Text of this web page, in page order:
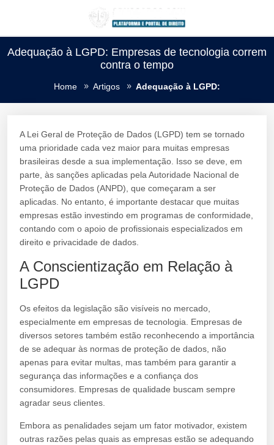
Adequação à LGPD: Empresas de tecnologia correm
contra o tempo
Home Artigos Adequação à LGPD:
A Lei Geral de Proteção de Dados (LGPD) tem se tornado
uma prioridade cada vez maior para muitas empresas
brasileiras desde a sua implementação. Isso se deve, em
parte, às sanções aplicadas pela Autoridade Nacional de
Proteção de Dados (ANPD), que começaram a ser
aplicadas. No entanto, é importante destacar que muitas
empresas estão investindo em programas de conformidade,
contando com o apoio de profissionais especializados em
direito e privacidade de dados.
A Conscientização em Relação à
LGPD
Os efeitos da legislação são visíveis no mercado,
especialmente em empresas de tecnologia. Empresas de
diversos setores também estão reconhecendo a importância
de se adequar às normas de proteção de dados, não
apenas para evitar multas, mas também para garantir a
segurança das informações e a confiança dos
consumidores. Empresas de qualidade buscam sempre
agradar seus clientes.
Embora as penalidades sejam um fator motivador, existem
outras razões pelas quais as empresas estão se adequando